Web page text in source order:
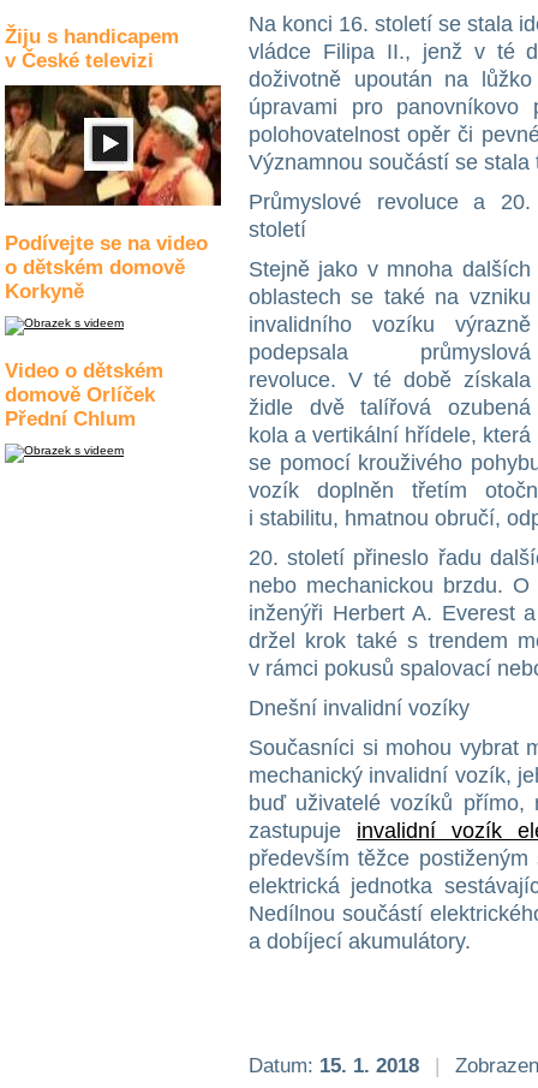
Žiju s handicapem
v České televizi
Podívejte se na video
o dětském domově
Korkyně
Video o dětském
domově Orlíček
Přední Chlum
Na konci 16. století se stala
vládce Filipa II., jenž v té
doživotně upoután na
úpravami pro
polohovatelnost opěr či
Významnou součástí se
Průmyslové revoluce a 20.
století
Stejně jako v mnoha dalších
oblastech se také na vzniku
invalidního vozíku výrazně
podepsala průmyslová
revoluce. V té době získala
židle dvě talířová ozubená
kola a vertikální hřídele, která
se pomocí krouživého
vozík doplněn třetím
i stabilitu, hmatnou obručí,
20. století přineslo řadu
nebo mechanickou brzdu.
inženýři Herbert A. Everest
držel krok také s trendem
v rámci pokusů spalovací
Dnešní invalidní vozíky
Současníci si mohou vybrat
mechanický invalidní vozík,
buď uživatelé vozíků přímo,
zastupuje invalidní vozík
především těžce
elektrická jednotka
Nedílnou součástí
a dobíjecí akumulátory.
Datum: 15. 1. 2018 |